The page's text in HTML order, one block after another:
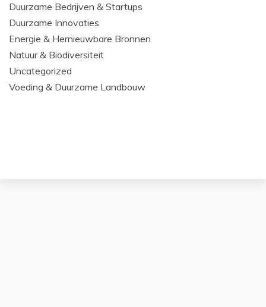
Duurzame Bedrijven & Startups
Duurzame Innovaties
Energie & Hernieuwbare Bronnen
Natuur & Biodiversiteit
Uncategorized
Voeding & Duurzame Landbouw